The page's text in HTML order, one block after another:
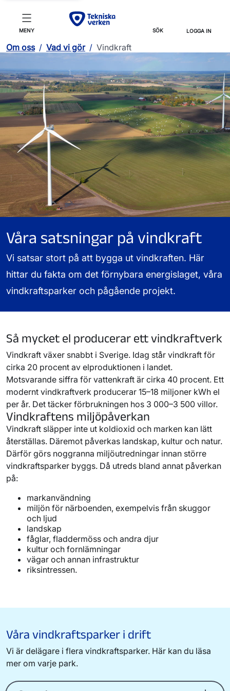
MENY SÖK LOGGA IN
Om oss / Vad vi gör / Vindkraft
Våra satsningar på vindkraft
Vi satsar stort på att bygga ut vindkraften. Här
hittar du fakta om det förnybara energislaget, våra
vindkraftsparker och pågående projekt.
Så mycket el producerar ett vindkraftverk
Vindkraft växer snabbt i Sverige. Idag står vindkraft för
cirka 20 procent av elproduktionen i landet.
Motsvarande siffra för vattenkraft är cirka 40 procent. Ett
modernt vindkraftverk producerar 15–18 miljoner kWh el
per år. Det täcker förbrukningen hos 3 000–3 500 villor.
Vindkraftens miljöpåverkan
Vindkraft släpper inte ut koldioxid och marken kan lätt
återställas. Däremot påverkas landskap, kultur och natur.
Därför görs noggranna miljöutredningar innan större
vindkraftsparker byggs. Då utreds bland annat påverkan
på:
markanvändning
miljön för närboenden, exempelvis från skuggor
och ljud
landskap
fåglar, fladdermöss och andra djur
kultur och fornlämningar
vägar och annan infrastruktur
riksintressen.
Våra vindkraftsparker i drift
Vi är delägare i flera vindkraftsparker. Här kan du läsa
mer om varje park.